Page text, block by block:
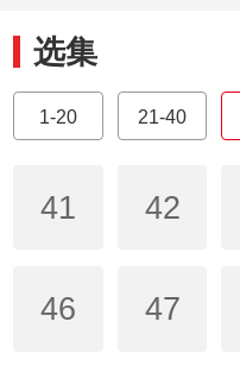
选集
1-20 21-40
41 42
46 47